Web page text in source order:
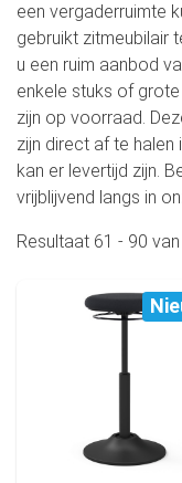
een vergaderruimte
gebruikt zitmeubilair
u een ruim aanbod
enkele stuks of
zijn op voorraad.
zijn direct af te
kan er levertijd zijn.
vrijblijvend langs in
Resultaat 61 - 90 van